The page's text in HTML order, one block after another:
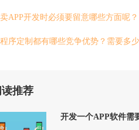
APP开发时必须要留意哪些方面呢？
序定制都有哪些竞争优势？需要多
推荐
开发一个APP软件需